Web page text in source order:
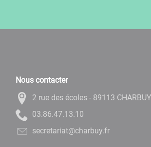
Nous contacter
2 rue des écoles - 89113 CHARBUY
01.31.74.68.30
rf.yubrahc@tairaterces